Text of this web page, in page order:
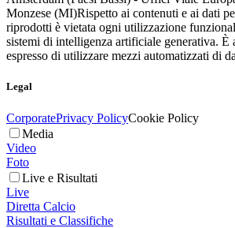
Monzese (MI)Rispetto ai contenuti e ai dati
riprodotti è vietata ogni utilizzazione
sistemi di intelligenza artificiale generativa. È
espresso di utilizzare mezzi automatizzati di
Legal
CorporatePrivacy PolicyCookie Policy
Media
Video
Foto
Live e Risultati
Live
Diretta Calcio
Risultati e Classifiche